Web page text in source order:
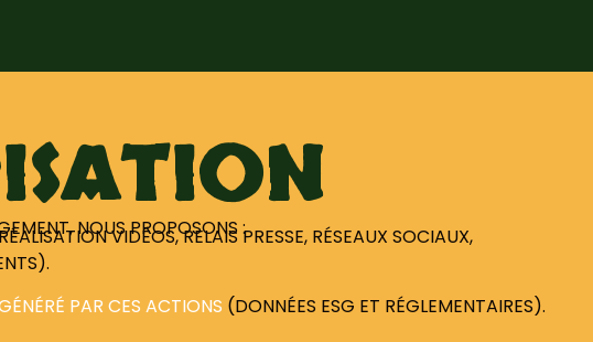
NOUS PROPOSONS :
VIDÉOS, RELAIS PRESSE, RÉSEAUX SOCIAUX,
PAR CES ACTIONS (DONNÉES ESG ET RÉGLEMENTAIRES).